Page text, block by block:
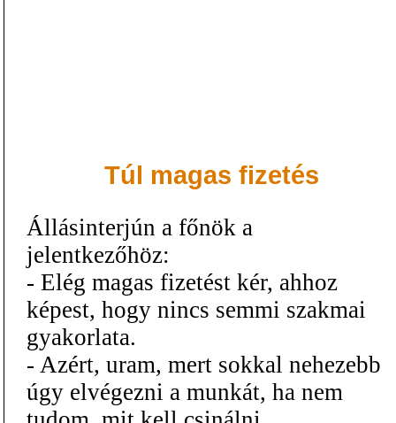
Túl magas fizetés
Állásinterjún a főnök a
jelentkezőhöz:
- Elég magas fizetést kér, ahhoz
képest, hogy nincs semmi szakmai
gyakorlata.
- Azért, uram, mert sokkal nehezebb
úgy elvégezni a munkát, ha nem